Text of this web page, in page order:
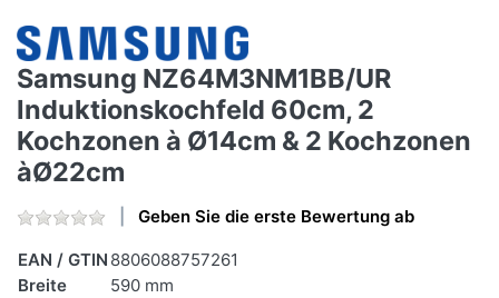
Samsung NZ64M3NM1BB/UR
Induktionskochfeld 60cm, 2
Kochzonen à Ø14cm & 2 Kochzonen
àØ22cm
Geben Sie die erste Bewertung ab
EAN / GTIN 8806088757261
Breite
590 mm